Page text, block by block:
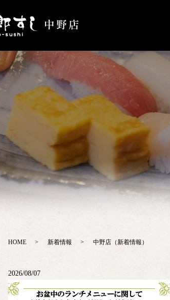
HOME 新着情報 中野店（新着情報）
2026/08/07